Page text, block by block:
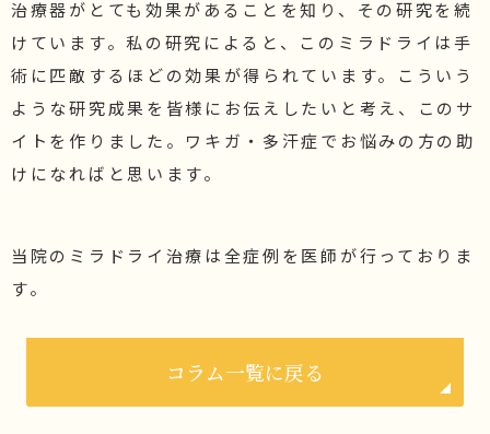
治療器がとても効果があることを知り、その研究を続
けています。私の研究によると、このミラドライは手
術に匹敵するほどの効果が得られています。こういう
ような研究成果を皆様にお伝えしたいと考え、このサ
イトを作りました。ワキガ・多汗症でお悩みの方の助
けになればと思います。
当院のミラドライ治療は全症例を医師が行っておりま
す。
コラム一覧に戻る